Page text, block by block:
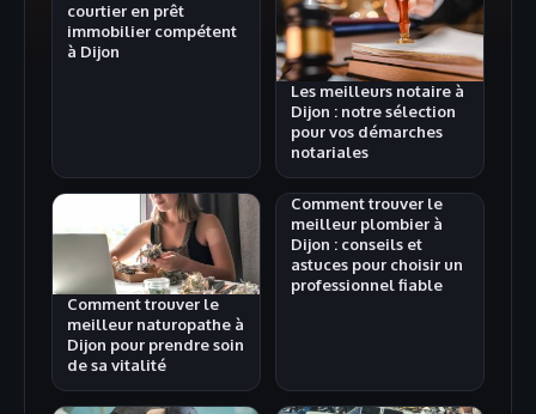
courtier en prêt
immobilier compétent
à Dijon
Les meilleurs notaire à
Dijon : notre sélection
pour vos démarches
notariales
Comment trouver le
meilleur naturopathe à
Dijon pour prendre soin
de sa vitalité
Comment trouver le
meilleur plombier à
Dijon : conseils et
astuces pour choisir un
professionnel fiable